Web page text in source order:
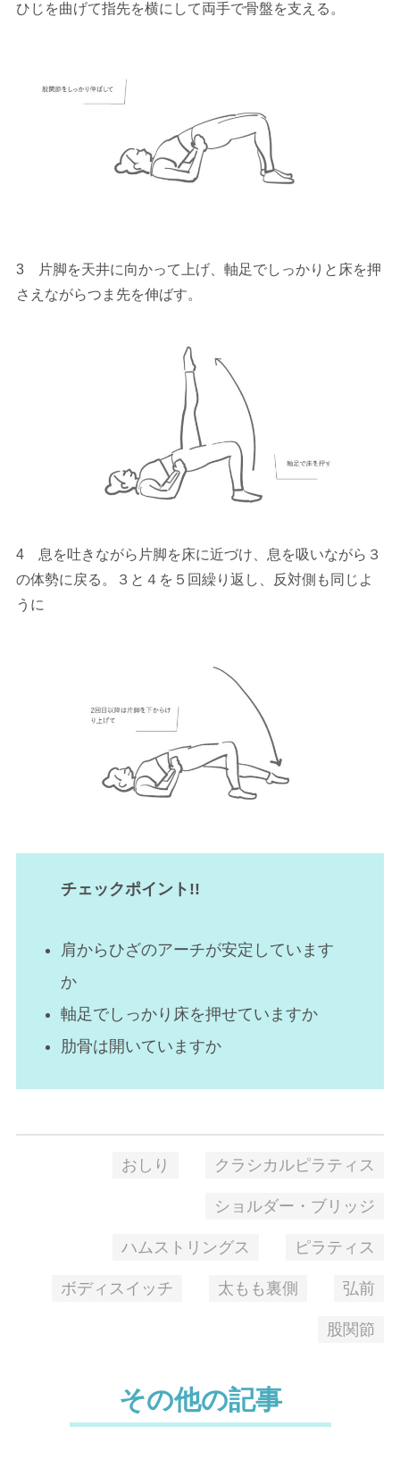
ひじを曲げて指先を横にして両手で骨盤を支える。
3 片脚を天井に向かって上げ、軸足でしっかりと床を押
さえながらつま先を伸ばす。
4 息を吐きながら片脚を床に近づけ、息を吸いながら３
の体勢に戻る。３と４を５回繰り返し、反対側も同じよ
うに
チェックポイント!!
肩からひざのアーチが安定しています
か
軸足でしっかり床を押せていますか
肋骨は開いていますか
おしり クラシカルピラティス
ショルダー・ブリッジ
ハムストリングス ピラティス
ボディスイッチ 太もも裏側 弘前
股関節
その他の記事